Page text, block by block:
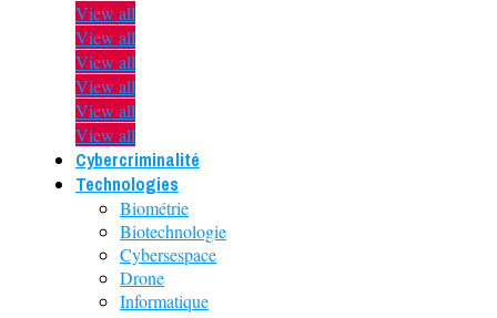
View all
View all
View all
View all
View all
View all
Cybercriminalité
Technologies
Biométrie
Biotechnologie
Cybersespace
Drone
Informatique